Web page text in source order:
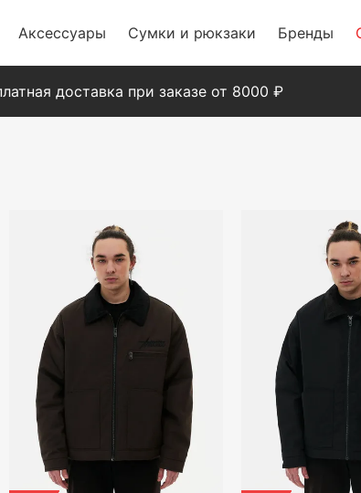
Аксессуары Сумки и рюкзаки Бренды
доставка при заказе от 8000 ₽